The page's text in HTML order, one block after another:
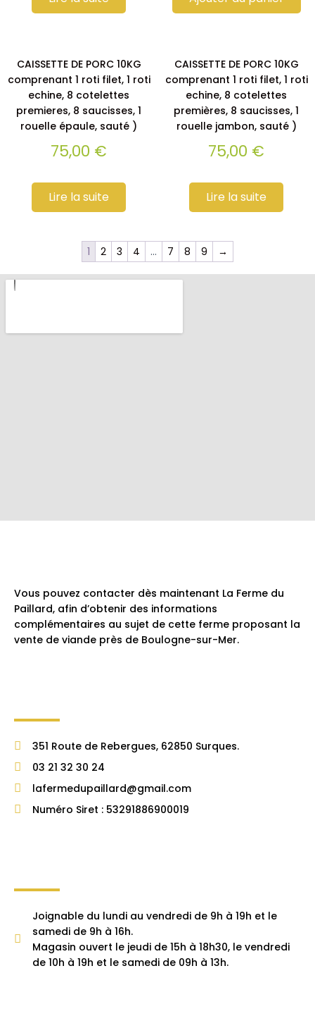
CAISSETTE DE PORC 10KG
comprenant 1 roti filet, 1 roti
echine, 8 cotelettes
premieres, 8 saucisses, 1
rouelle épaule, sauté )
75,00 €
Lire la suite
CAISSETTE DE PORC 10KG
comprenant 1 roti filet, 1 roti
echine, 8 cotelettes
premières, 8 saucisses, 1
rouelle jambon, sauté )
75,00 €
Lire la suite
1 2 3 4 … 7 8 9 →
Vous pouvez contacter dès maintenant La Ferme du
Paillard, afin d’obtenir des informations
complémentaires au sujet de cette ferme proposant la
vente de viande près de Boulogne-sur-Mer.
351 Route de Rebergues, 62850 Surques.
03 21 32 30 24
lafermedupaillard@gmail.com
Numéro Siret : 53291886900019
Joignable du lundi au vendredi de 9h à 19h et le
samedi de 9h à 16h.
Magasin ouvert le jeudi de 15h à 18h30, le vendredi
de 10h à 19h et le samedi de 09h à 13h.